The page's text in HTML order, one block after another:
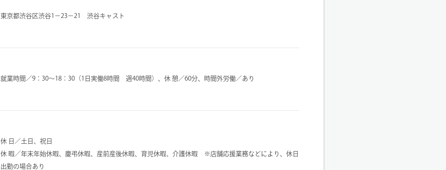
東京都渋谷区渋谷1－23－21 渋谷キャスト
就業時間／9：30～18：30（1日実働8時間 週40時間）、休 憩／60分、時間外労働／あり
休 日／土日、祝日
休 暇／年末年始休暇、慶弔休暇、産前産後休暇、育児休暇、介護休暇 ※店舗応援業務などにより、休日
出勤の場合あり